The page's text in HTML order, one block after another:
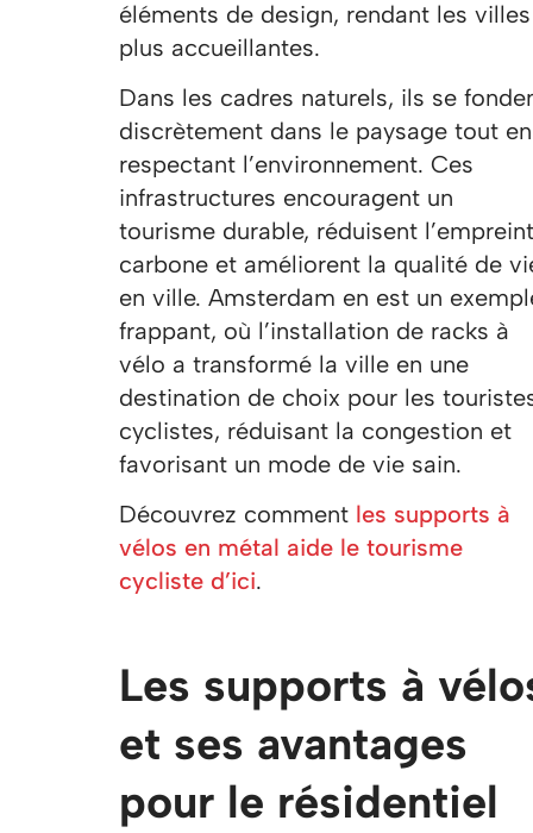
éléments de design, rendant les villes
plus accueillantes.
Dans les cadres naturels, ils se
discrètement dans le paysage tout en
respectant l’environnement. Ces
infrastructures encouragent un
tourisme durable, réduisent
carbone et améliorent la qualité de
en ville. Amsterdam en est un
frappant, où l’installation de racks à
vélo a transformé la ville en une
destination de choix pour les
cyclistes, réduisant la congestion et
favorisant un mode de vie sain.
Découvrez comment les supports à
vélos en métal aide le tourisme
cycliste d’ici.
Les supports à
et ses avantages
pour le résidentiel